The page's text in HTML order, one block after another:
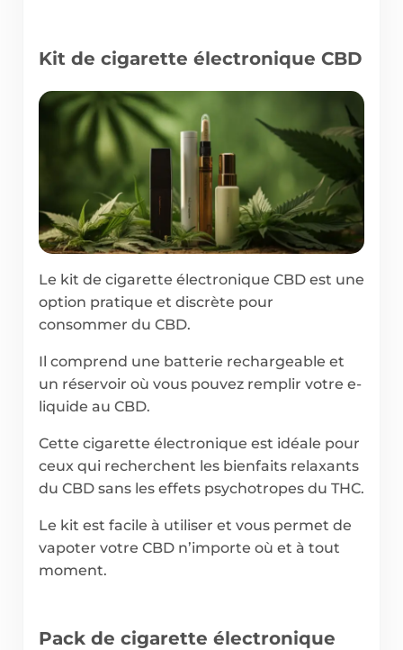
Kit de cigarette électronique CBD
Le kit de cigarette électronique CBD est une
option pratique et discrète pour
consommer du CBD.
Il comprend une batterie rechargeable et
un réservoir où vous pouvez remplir votre e-
liquide au CBD.
Cette cigarette électronique est idéale pour
ceux qui recherchent les bienfaits relaxants
du CBD sans les effets psychotropes du THC.
Le kit est facile à utiliser et vous permet de
vapoter votre CBD n’importe où et à tout
moment.
Pack de cigarette électronique